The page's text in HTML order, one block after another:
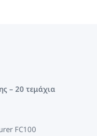
– 20 τεμάχια
FC100